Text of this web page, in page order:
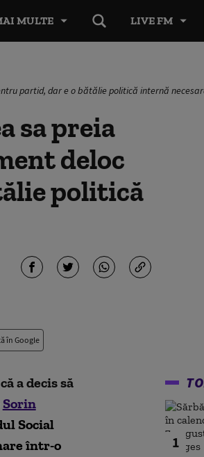
LIVE FM
MULTE
partid, dar e o bătălie politică internă
sa preia
deloc
politică
în Google
a decis să
Sorin
Social
într-o
1